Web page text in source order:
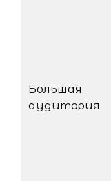
Большая
аудитория